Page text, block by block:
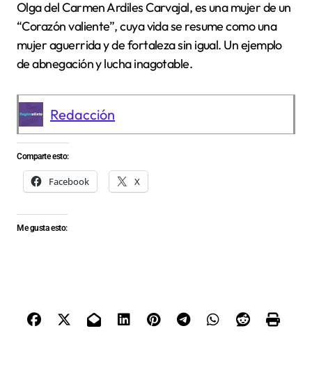
Olga del Carmen Ardiles Carvajal, es una mujer de un
“Corazón valiente”, cuya vida se resume como una
mujer aguerrida y de fortaleza sin igual. Un ejemplo
de abnegación y lucha inagotable.
Redacción
Comparte esto:
Facebook X
Me gusta esto: